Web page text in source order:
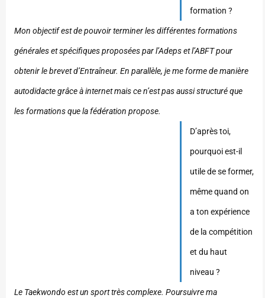
formation ?
Mon objectif est de pouvoir terminer les différentes formations
générales et spécifiques proposées par l’Adeps et l’ABFT pour
obtenir le brevet d’Entraîneur. En parallèle, je me forme de manière
autodidacte grâce à internet mais ce n’est pas aussi structuré que
les formations que la fédération propose.
D’après toi,
pourquoi est-il
utile de se former,
même quand on
a ton expérience
de la compétition
et du haut
niveau ?
Le Taekwondo est un sport très complexe. Poursuivre ma